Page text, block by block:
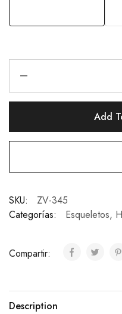
Add
SKU:
ZV-345
Categorías:
Esqueletos,
Compartir:
Description